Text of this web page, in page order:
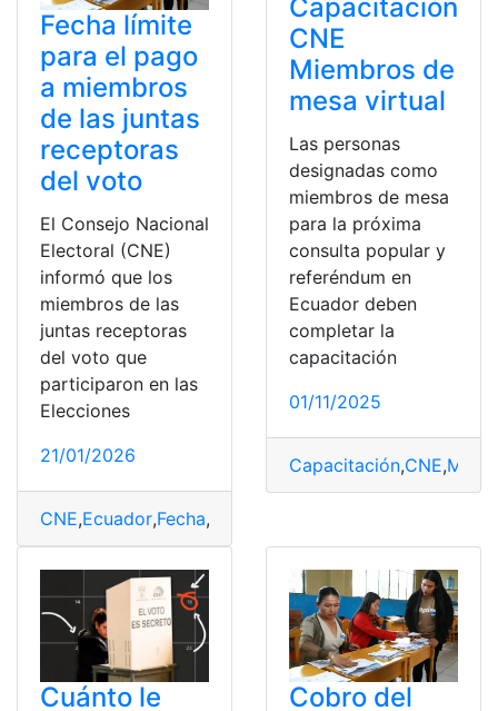
Fecha límite
para el pago
a miembros
de las juntas
receptoras
del voto
El Consejo Nacional
Electoral (CNE)
informó que los
miembros de las
juntas receptoras
del voto que
participaron en las
Elecciones
21/01/2026
CNE,Ecuador,Fecha,
Capacitación
CNE
Miembros de
mesa virtual
Las personas
designadas como
miembros de mesa
para la próxima
consulta popular y
referéndum en
Ecuador deben
completar la
capacitación
01/11/2025
Capacitación,CNE,Mesa
Cuánto le Cobro del